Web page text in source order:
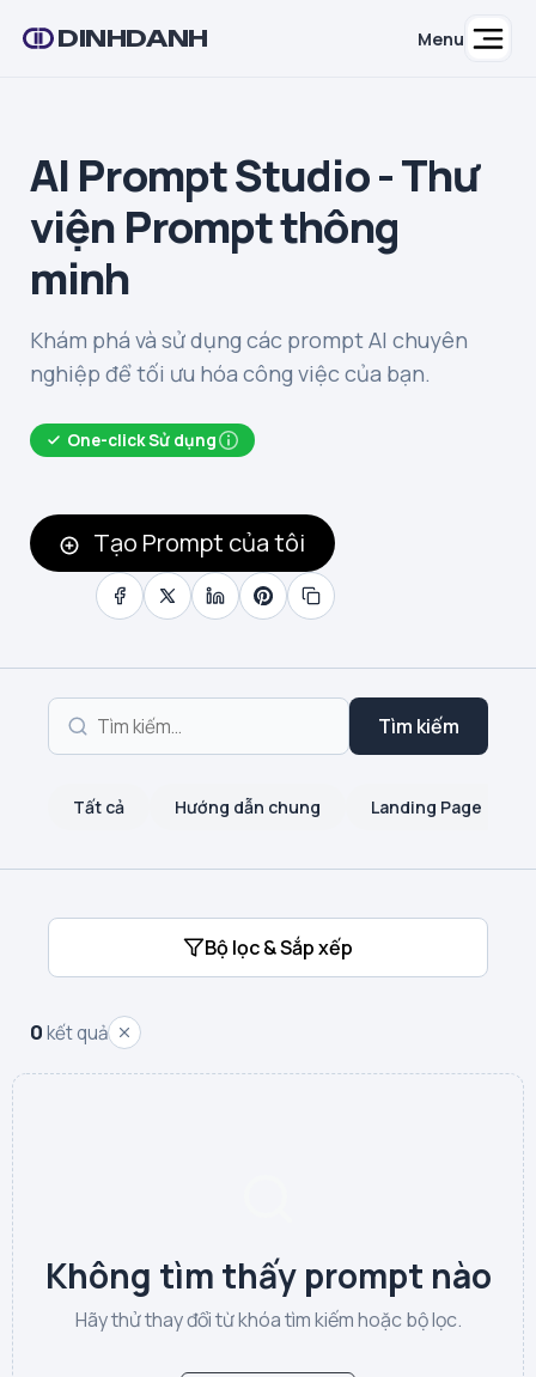
DINHDANH Menu
AI Prompt Studio - Thư
viện Prompt thông
minh
Khám phá và sử dụng các prompt AI chuyên
nghiệp để tối ưu hóa công việc của bạn.
One-click Sử dụng
Tạo Prompt của tôi
Tìm kiếm
Tất cả Hướng dẫn chung Landing Page
Bộ lọc & Sắp xếp
0kết quả
Không tìm thấy prompt nào
Hãy thử thay đổi từ khóa tìm kiếm hoặc bộ lọc.